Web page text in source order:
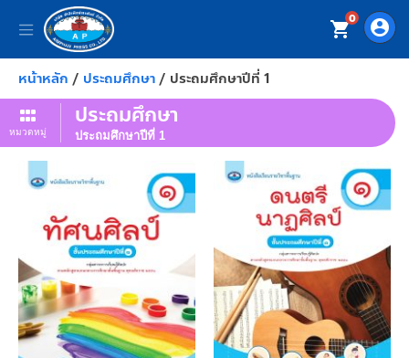
account_circle
shopping_cart0
หน้าหลัก / ประถมศึกษา/ ประถมศึกษาปีที่ 1
หมวดหมู่
ประถมศึกษา
ประถมศึกษาปีที่ 1